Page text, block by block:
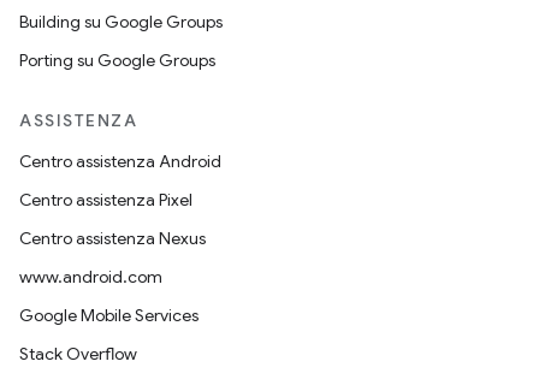
Building su Google Groups
Porting su Google Groups
ASSISTENZA
Centro assistenza Android
Centro assistenza Pixel
Centro assistenza Nexus
www.android.com
Google Mobile Services
Stack Overflow